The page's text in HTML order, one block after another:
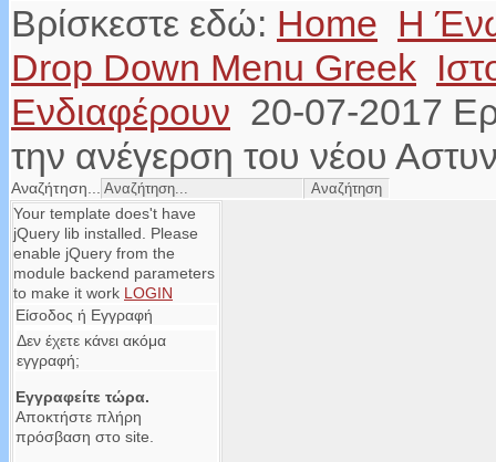
Βρίσκεστε εδώ: Home Η
Drop Down Menu Greek
Ενδιαφέρουν 20-07-2017
την ανέγερση του νέου
Αναζήτηση...
Your template does't have
jQuery lib installed. Please
enable jQuery from the
module backend parameters
to make it work LOGIN
Είσοδος ή Εγγραφή
Δεν έχετε κάνει ακόμα
εγγραφή;
Εγγραφείτε τώρα.
Αποκτήστε πλήρη
πρόσβαση στο site.